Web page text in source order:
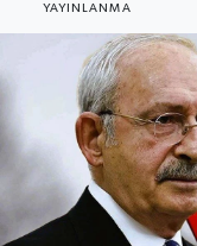
YAYINLANMA